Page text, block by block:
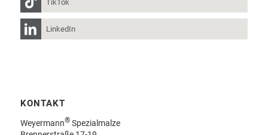
TikTok
LinkedIn
KONTAKT
Weyermann®Spezialmalze